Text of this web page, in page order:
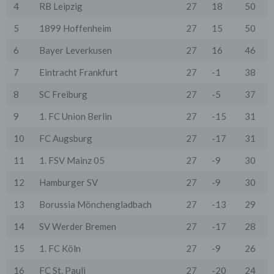
4
RB Leipzig 27 18
50
5
1899 Hoffenheim 27 15
50
6
Bayer Leverkusen 27 16
46
7
Eintracht Frankfurt 27 -1
38
8
SC Freiburg 27 -5
37
9
1. FC Union Berlin 27 -15
31
10
FC Augsburg 27 -17
31
11
1. FSV Mainz 05 27 -9
30
12
Hamburger SV 27 -9
30
13
Borussia Mönchengladbach 27 -13
29
14
SV Werder Bremen 27 -17
28
15
1. FC Köln 27 -9
26
16
FC St. Pauli 27 -20
24
Wir übermitteln die Daten der Nutzer an Dritte nur,
an einen Zahlungsdienstleister) oder für andere
vertraglichen Verpflichtungen gegenüber den Nutzern
oder Email) werden die Angaben des Nutzers zwecks
Anschlussfragen entstehen, gespeichert.
ihren Verwendungszweck erfüllt haben und der
Löschung keine Aufbewahrungspflichten
entgegenstehen.
Wir erheben Daten über jeden Zugriff auf den Server,
Serverlogfiles). Zu den Zugriffsdaten gehören Name
des Abrufs, übertragene Datenmenge, Meldung über
Betriebssystem des Nutzers, Referrer URL (die zuvor
Provider.